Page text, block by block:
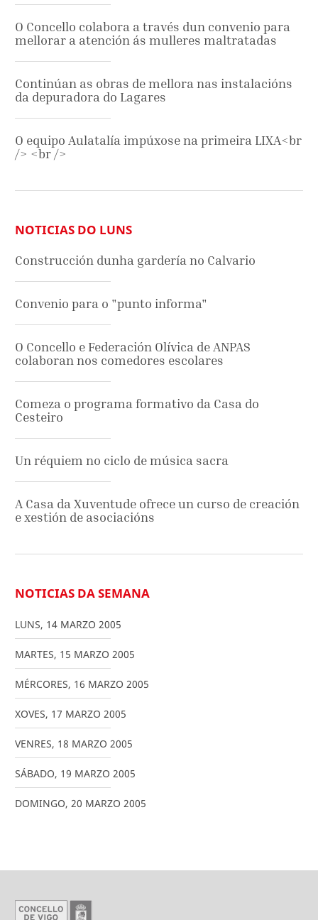
O Concello colabora a través dun convenio para
mellorar a atención ás mulleres maltratadas
Continúan as obras de mellora nas instalacións
da depuradora do Lagares
O equipo Aulatalía impúxose na primeira LIXA<br
/> <br />
NOTICIAS DO LUNS
Construcción dunha gardería no Calvario
Convenio para o "punto informa"
O Concello e Federación Olívica de ANPAS
colaboran nos comedores escolares
Comeza o programa formativo da Casa do
Cesteiro
Un réquiem no ciclo de música sacra
A Casa da Xuventude ofrece un curso de creación
e xestión de asociacións
NOTICIAS DA SEMANA
LUNS, 14 MARZO 2005
MARTES, 15 MARZO 2005
MÉRCORES, 16 MARZO 2005
XOVES, 17 MARZO 2005
VENRES, 18 MARZO 2005
SÁBADO, 19 MARZO 2005
DOMINGO, 20 MARZO 2005